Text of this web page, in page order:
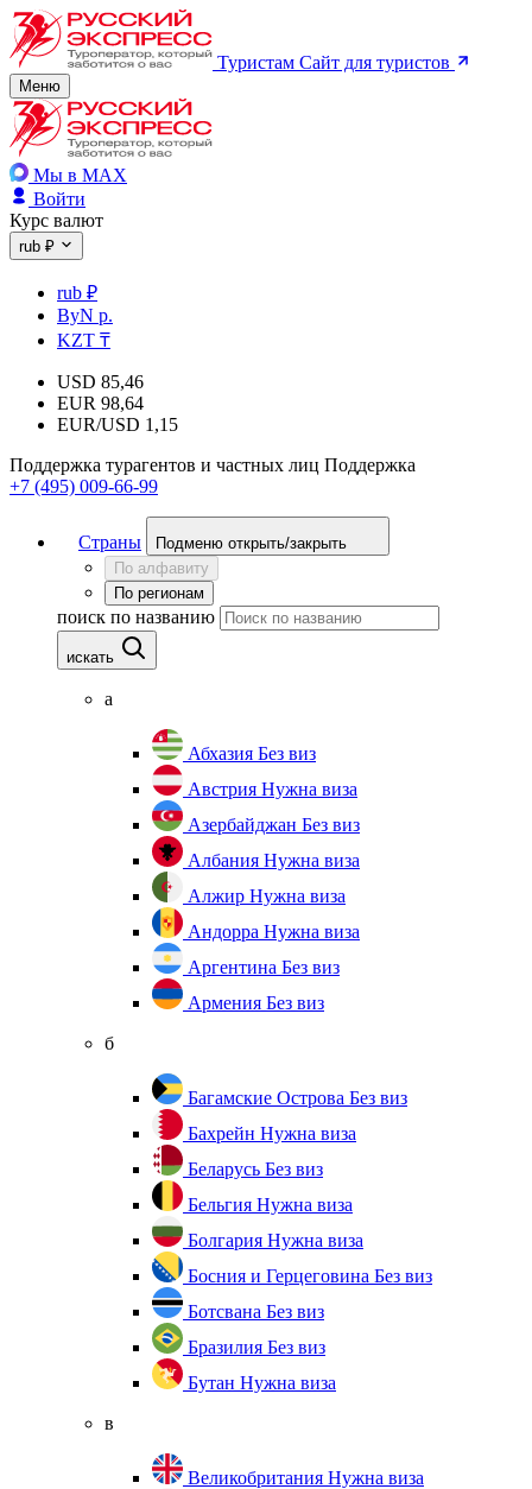
Туристам Сайт для туристов
Меню
Мы в MAX
Войти
Курс валют
rub ₽
rub ₽
ByN р.
KZT ₸
USD 85,46
EUR 98,64
EUR/USD 1,15
Поддержка турагентов и частных лиц Поддержка
+7 (495) 009-66-99
Страны
Подменю открыть/закрыть
По алфавиту
По регионам
поиск по названию
искать
а
Абхазия Без виз
Австрия Нужна виза
Азербайджан Без виз
Албания Нужна виза
Алжир Нужна виза
Андорра Нужна виза
Аргентина Без виз
Армения Без виз
б
Багамские Острова Без виз
Бахрейн Нужна виза
Беларусь Без виз
Бельгия Нужна виза
Болгария Нужна виза
Босния и Герцеговина Без виз
Ботсвана Без виз
Бразилия Без виз
Бутан Нужна виза
в
Великобритания Нужна виза